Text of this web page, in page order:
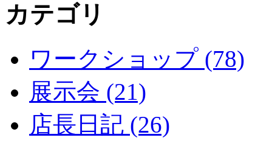
カテゴリ
ワークショップ (78)
展示会 (21)
店長日記 (26)